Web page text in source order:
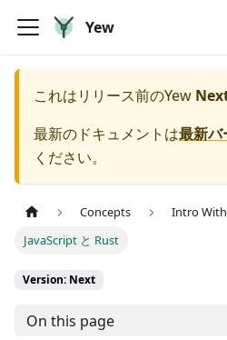
Yew
これはリリース前のYew
最新のドキュメントは最新バ
ください。
Concepts
Intro With
JavaScript と Rust
Version: Next
On this page